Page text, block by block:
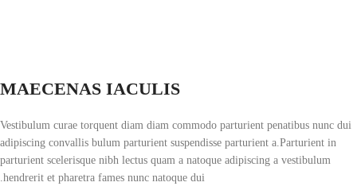
MAECENAS IACULIS
Vestibulum curae torquent diam diam commodo parturient penatibus nunc dui
adipiscing convallis bulum parturient suspendisse parturient a.Parturient in
parturient scelerisque nibh lectus quam a natoque adipiscing a vestibulum
hendrerit et pharetra fames nunc natoque dui.